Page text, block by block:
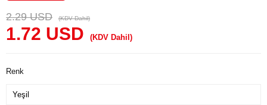
2.29 USD (KDV Dahil)
1.72 USD (KDV Dahil)
Renk